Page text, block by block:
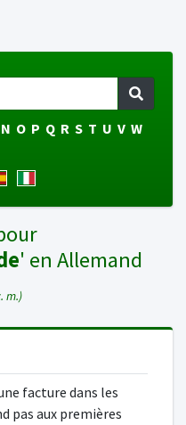
N O P Q R S T U V W
' en Allemand
m.)
facture dans les
pas aux premières